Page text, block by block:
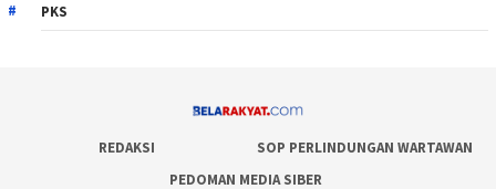
PKS
REDAKSI
SOP PERLINDUNGAN WARTAWAN
PEDOMAN MEDIA SIBER